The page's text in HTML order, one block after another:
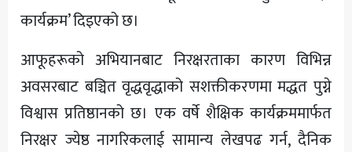
कार्यक्रम’ दिइएको छ।
आफूहरूको अभियानबाट निरक्षरताका कारण विभिन्न
अवसरबाट बञ्चित वृद्धवृद्धाको सशक्तीकरणमा मद्धत पुग्ने
विश्वास प्रतिष्ठानको छ। एक वर्षे शैक्षिक कार्यक्रममार्फत
निरक्षर ज्येष्ठ नागरिकलाई सामान्य लेखपढ गर्न, दैनिक